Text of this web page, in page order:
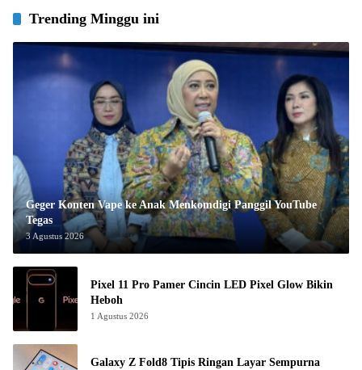
Trending Minggu ini
Geger Konten Vape ke Anak Menkomdigi Panggil YouTube
Tegas
3 Agustus 2026
Pixel 11 Pro Pamer Cincin LED Pixel Glow Bikin
Heboh
1 Agustus 2026
Galaxy Z Fold8 Tipis Ringan Layar Sempurna